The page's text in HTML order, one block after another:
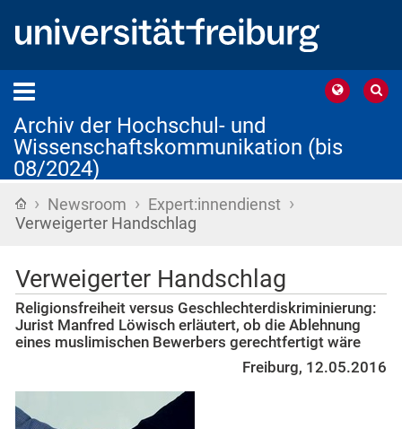
Archiv der Hochschul- und
Wissenschaftskommunikation (bis
08/2024)
Startseite
› Newsroom › Expert:innendienst ›
Verweigerter Handschlag
Verweigerter Handschlag
Religionsfreiheit versus Geschlechterdiskriminierung:
Jurist Manfred Löwisch erläutert, ob die Ablehnung
eines muslimischen Bewerbers gerechtfertigt wäre
Freiburg, 12.05.2016